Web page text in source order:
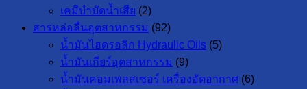
เคมีบำบัดน้ำเสีย (2)
สารหล่อลื่นอุตสาหกรรม (92)
น้ำมันไฮดรอลิก Hydraulic Oils (5)
น้ำมันเกียร์อุตสาหกรรม (9)
น้ำมันคอมเพลสเซอร์ เครื่องอัดอากาศ (6)